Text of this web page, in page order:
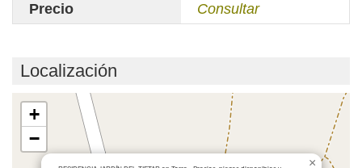
Precio
Consultar
Localización
×
+
−